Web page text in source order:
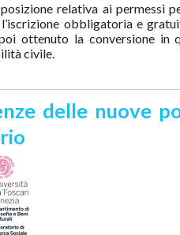
relativa ai
obbligatoria e
ottenuto la conversione
civile.
delle nuove